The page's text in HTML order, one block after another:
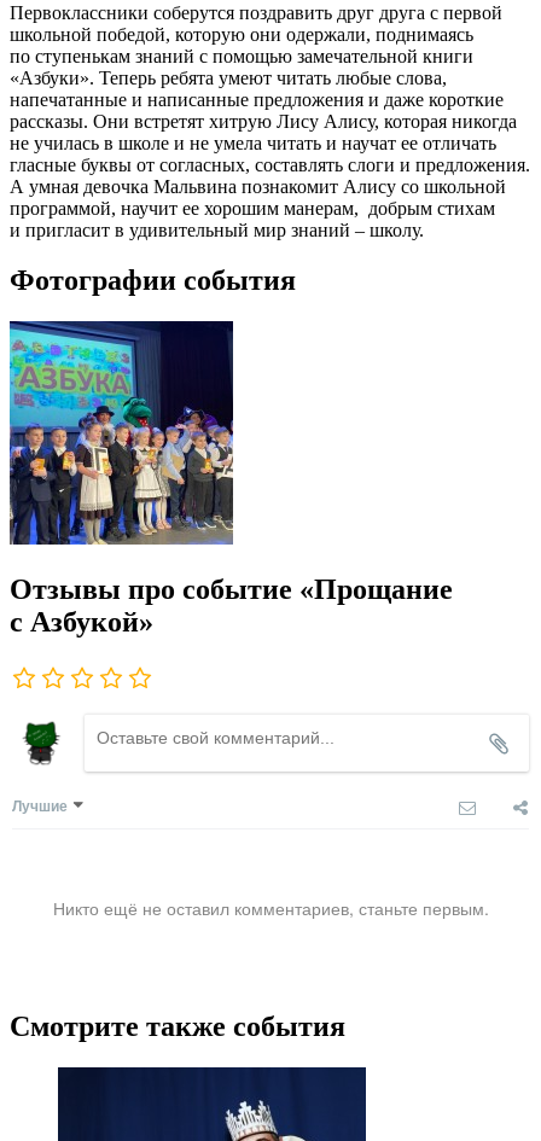
Первоклассники соберутся поздравить друг друга с первой
школьной победой, которую они одержали, поднимаясь
по ступенькам знаний с помощью замечательной книги
«Азбуки». Теперь ребята умеют читать любые слова,
напечатанные и написанные предложения и даже короткие
рассказы. Они встретят хитрую Лису Алису, которая никогда
не училась в школе и не умела читать и научат ее отличать
гласные буквы от согласных, составлять слоги и предложения.
А умная девочка Мальвина познакомит Алису со школьной
программой, научит ее хорошим манерам, добрым стихам
и пригласит в удивительный мир знаний – школу.
Фотографии события
Отзывы про событие «Прощание
с Азбукой»
Лучшие
Никто ещё не оставил комментариев, станьте первым.
Смотрите также события